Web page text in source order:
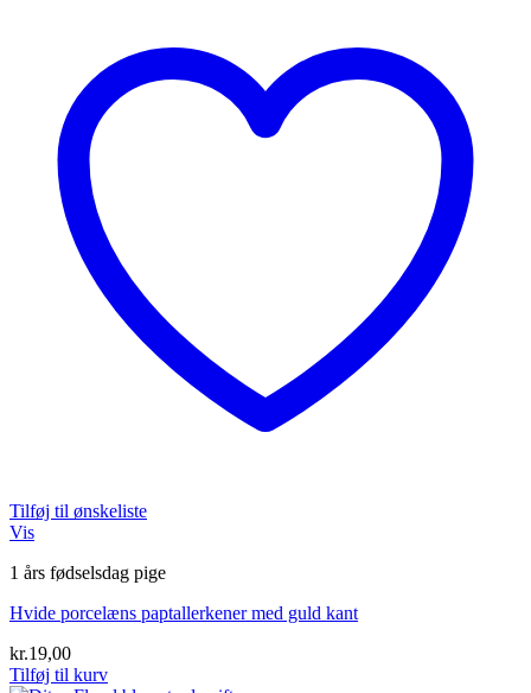
Tilføj til ønskeliste
Vis
1 års fødselsdag pige
Hvide porcelæns paptallerkener med guld kant
kr.19,00
Tilføj til kurv